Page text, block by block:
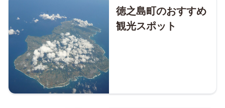
徳之島町のおすすめ
観光スポット